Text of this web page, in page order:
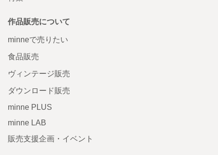
作品販売について
minneで売りたい
食品販売
ヴィンテージ販売
ダウンロード販売
minne PLUS
minne LAB
販売支援企画・イベント